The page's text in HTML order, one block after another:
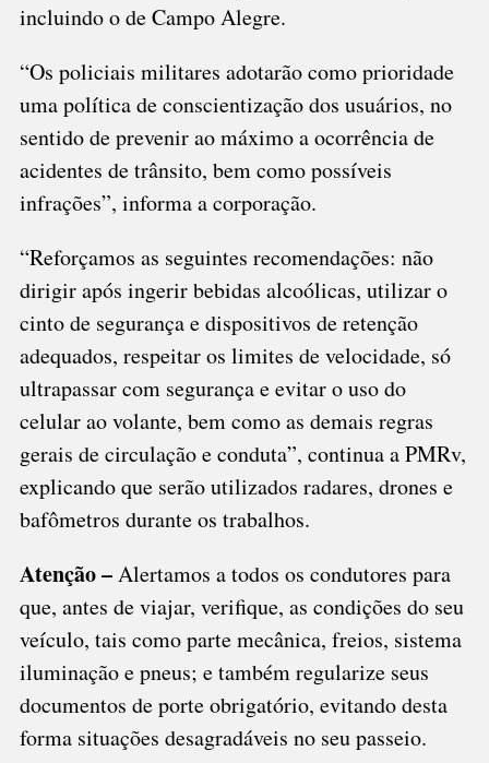
incluindo o de Campo Alegre.
“Os policiais militares adotarão como prioridade
uma política de conscientização dos usuários, no
sentido de prevenir ao máximo a ocorrência de
acidentes de trânsito, bem como possíveis
infrações”, informa a corporação.
“Reforçamos as seguintes recomendações: não
dirigir após ingerir bebidas alcoólicas, utilizar o
cinto de segurança e dispositivos de retenção
adequados, respeitar os limites de velocidade, só
ultrapassar com segurança e evitar o uso do
celular ao volante, bem como as demais regras
gerais de circulação e conduta”, continua a PMRv,
explicando que serão utilizados radares, drones e
bafômetros durante os trabalhos.
Atenção –Alertamos a todos os condutores para
que, antes de viajar, verifique, as condições do seu
veículo, tais como parte mecânica, freios, sistema
iluminação e pneus; e também regularize seus
documentos de porte obrigatório, evitando desta
forma situações desagradáveis no seu passeio.